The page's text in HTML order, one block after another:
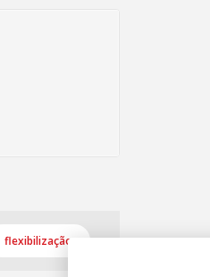
flexibilização